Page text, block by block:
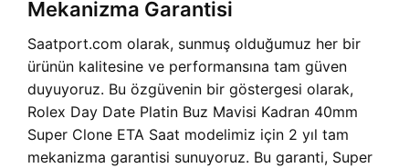
Mekanizma Garantisi
Saatport.com olarak, sunmuş olduğumuz her bir
ürünün kalitesine ve performansına tam güven
duyuyoruz. Bu özgüvenin bir göstergesi olarak,
Rolex Day Date Platin Buz Mavisi Kadran 40mm
Super Clone ETA Saat modelimiz için 2 yıl tam
mekanizma garantisi sunuyoruz. Bu garanti, Super